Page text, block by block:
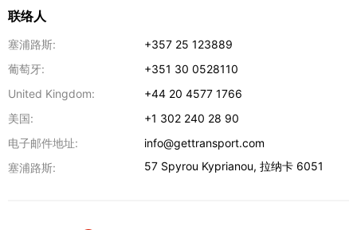
联络人
塞浦路斯:
+357 25 123889
葡萄牙:
+351 30 0528110
United Kingdom:
+44 20 4577 1766
美国:
+1 302 240 28 90
电子邮件地址:
info@gettransport.com
塞浦路斯:
57 Spyrou Kyprianou,拉纳卡 6051